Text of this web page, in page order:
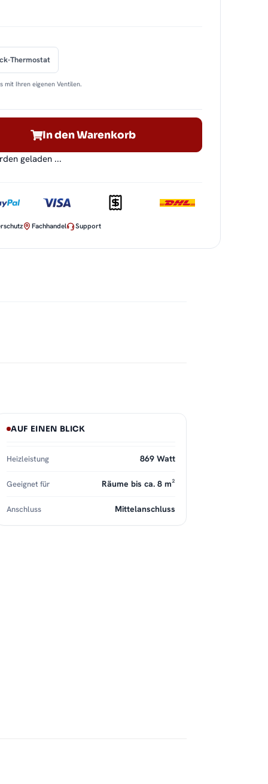
Thermostat
mit Ihren eigenen Ventilen.
In den Warenkorb
geladen ...
Fachhandel Support
AUF EINEN BLICK
Heizleistung 869 Watt
Geeignet für Räume bis ca. 8 m²
Anschluss Mittelanschluss